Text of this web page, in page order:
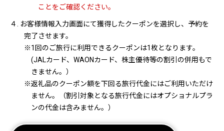
ことをご確認ください。
４. お客様情報入力画面にて獲得したクーポンを選択し、予約を
完了させます。
※1回のご旅行に利用できるクーポンは1枚となります。
(JALカード、WAONカード、株主優待等の割引の併用もで
きません。）
※返礼品のクーポン額を下回る旅行代金にはご利用いただけ
ません。（割引対象となる旅行代金にはオプショナルプラ
ンの代金は含みません。）